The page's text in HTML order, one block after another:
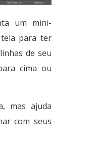
um mini-
para ter
de seu
cima ou
mas ajuda
com seus